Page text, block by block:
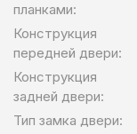
планками:
Конструкция
передней двери:
Конструкция
задней двери:
Тип замка двери: